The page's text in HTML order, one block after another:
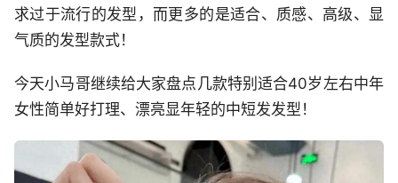
求过于流行的发型，而更多的是适合、质感、高级、显
气质的发型款式！
今天小马哥继续给大家盘点几款特别适合40岁左右中年
女性简单好打理、漂亮显年轻的中短发发型！